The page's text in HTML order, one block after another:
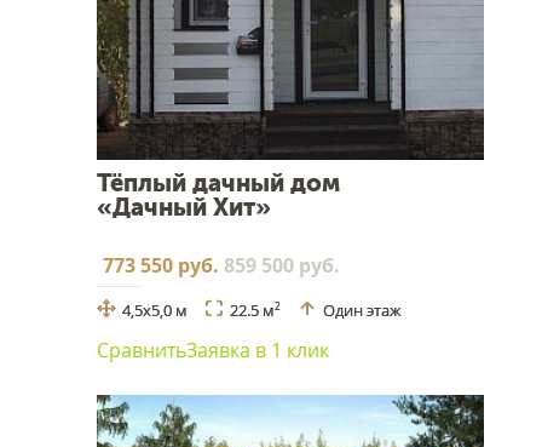
Тёплый дачный дом
«Дачный Хит»
773 550 руб. 859 500 руб.
4,5х5,0 м 22.5 м2 Один этаж
СравнитьЗаявка в 1 клик